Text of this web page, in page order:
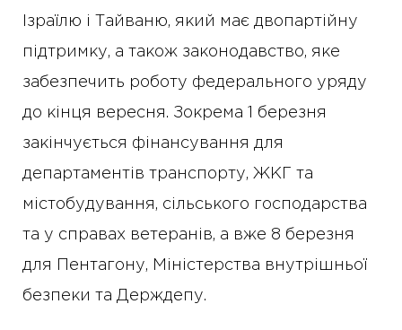
Ізраїлю і Тайваню, який має двопартійну
підтримку, а також законодавство, яке
забезпечить роботу федерального уряду
до кінця вересня. Зокрема 1 березня
закінчується фінансування для
департаментів транспорту, ЖКГ та
містобудування, сільського господарства
та у справах ветеранів, а вже 8 березня
для Пентагону, Міністерства внутрішньої
безпеки та Держдепу.